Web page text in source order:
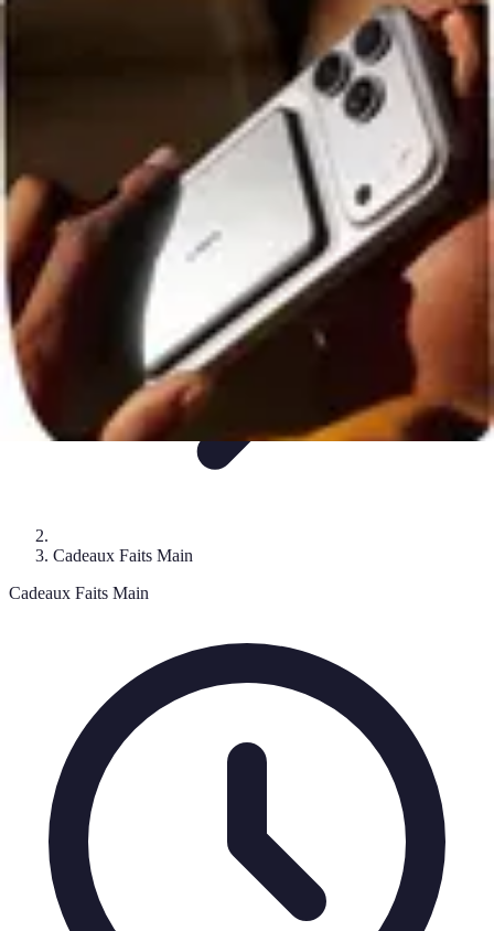
AbonnementsPersonnalisation
Cadeaux Faits Main
Cadeaux Faits Main